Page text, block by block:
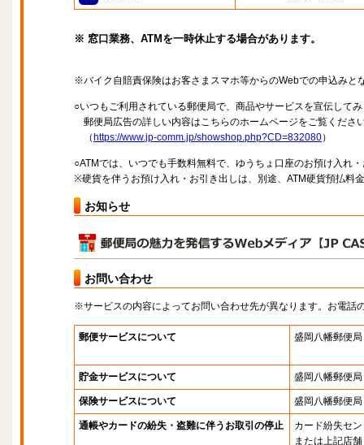
※ 窓口業務、ATMを一時休止する場合があります。
※バイク自賠責保険はお客さまスマホ等からのWebでの申込みと
○いつもご利用されている郵便局で、商品やサービスを宣伝して
郵便局広告の詳しい内容はこちらのホームページをご覧くださ
（ https://www.jp-comm.jp/showshop.php?CD=832080）
○ATMでは、いつでも手数料無料で、ゆうちょ口座のお預け入れ
※硬貨を伴うお預け入れ・お引き出しは、別途、ATM硬貨預払料
お知らせ
お問い合わせ
※サービスの内容によってお問い合わせ先が異なります。お電話
郵便サービスについて 盛岡八幡郵便局
貯金サービスについて 盛岡八幡郵便局
保険サービスについて 盛岡八幡郵便局
通帳やカードの紛失・盗難に伴うお取引の停止
カード紛失セ
または上記店舗